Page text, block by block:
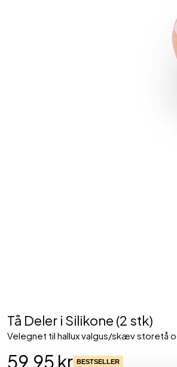
Tå Deler i Silikone (2 stk)
Velegnet til hallux valgus/skæv storetå
59,95 kr BESTSELLER